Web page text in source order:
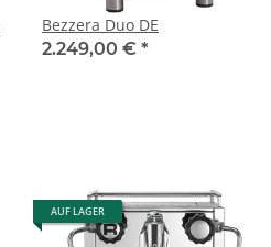
Bezzera Duo DE
2.249,00 € *
AUF LAGER